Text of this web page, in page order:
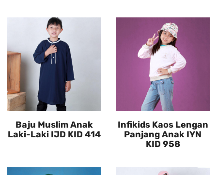
Baju Muslim Anak
Laki-Laki IJD KID 414
Infikids Kaos Lengan
Panjang Anak IYN
KID 958